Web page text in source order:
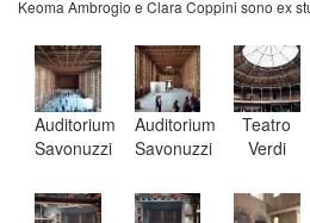
Keoma Ambrogio e Clara Coppini sono ex
Auditorium
Savonuzzi
Auditorium
Savonuzzi
Teatro
Verdi